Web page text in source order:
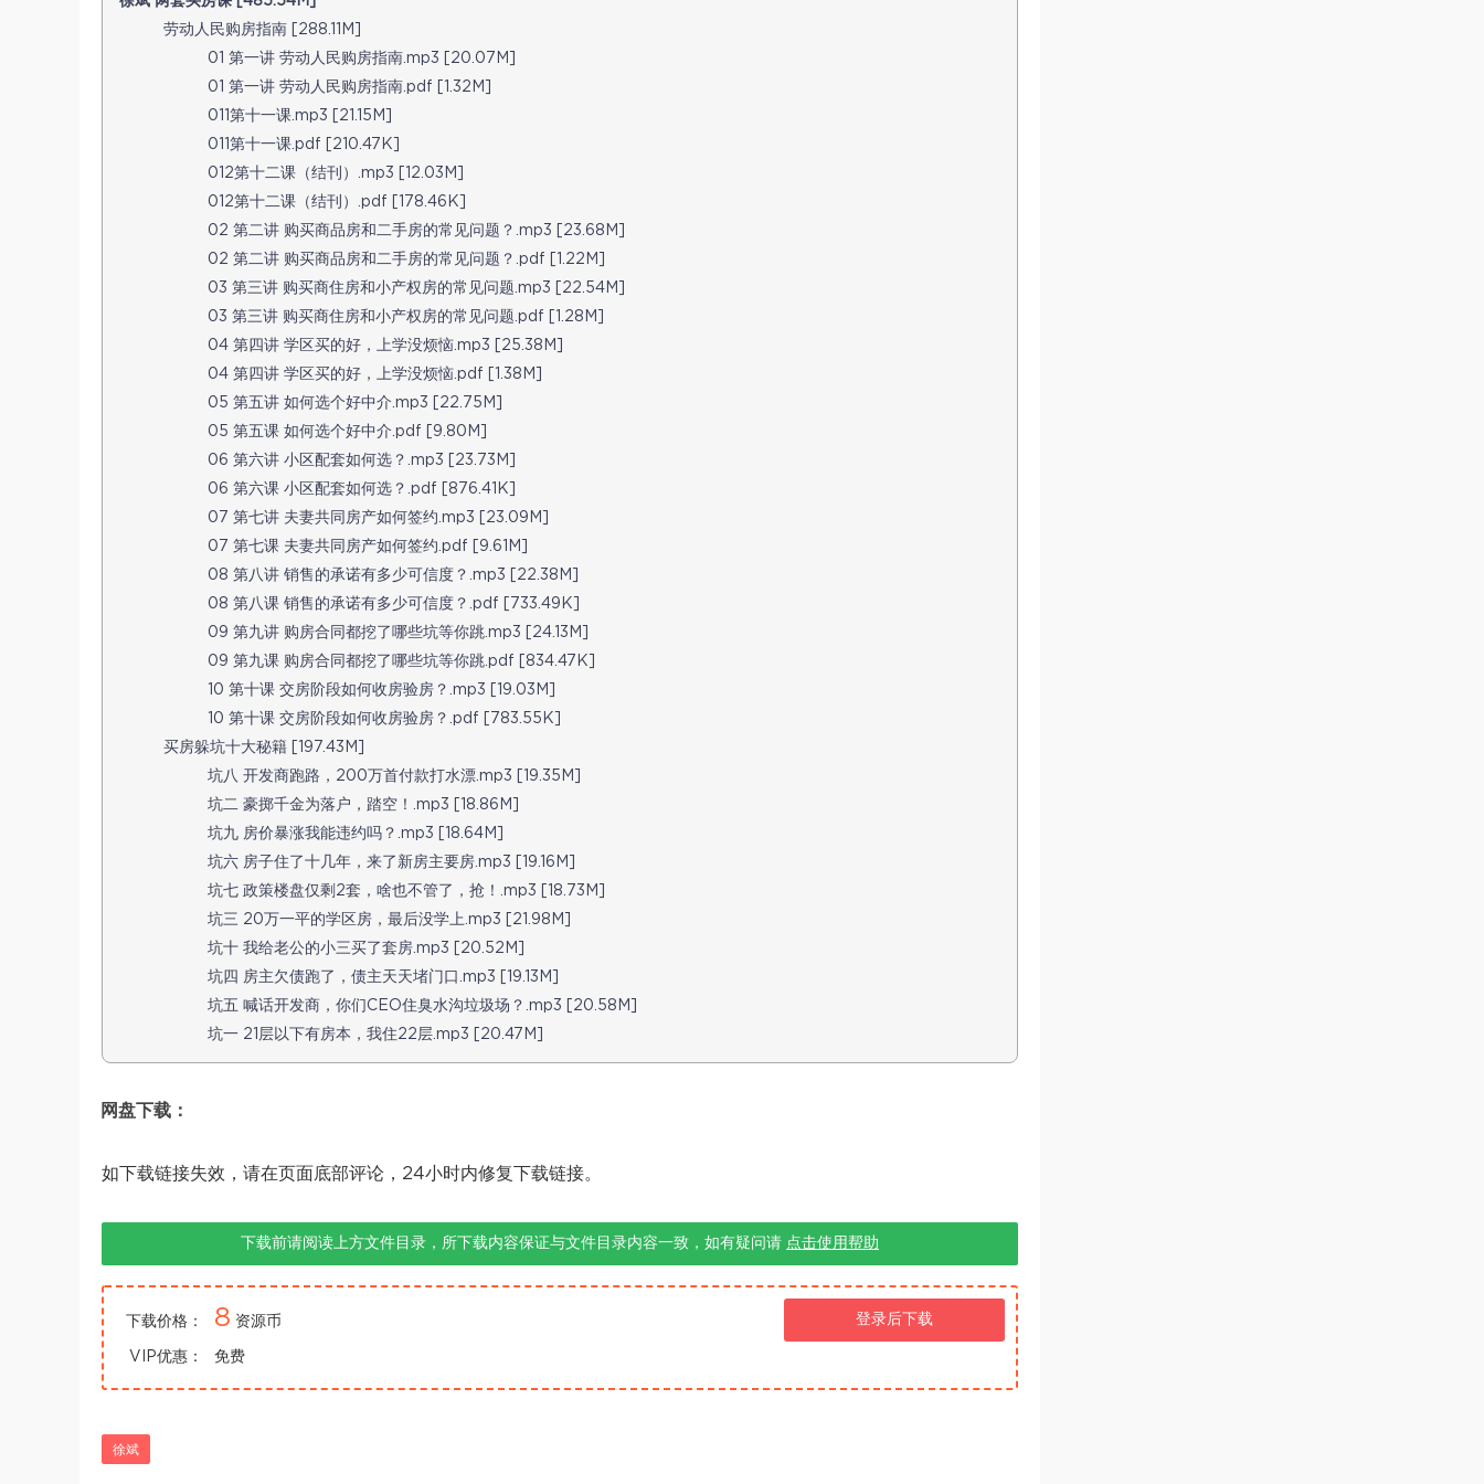
劳动人民购房指南 [288.11M]
01 第一讲 劳动人民购房指南.mp3 [20.07M]
01 第一讲 劳动人民购房指南.pdf [1.32M]
011第十一课.mp3 [21.15M]
011第十一课.pdf [210.47K]
012第十二课（结刊）.mp3 [12.03M]
012第十二课（结刊）.pdf [178.46K]
02 第二讲 购买商品房和二手房的常见问题？.mp3 [23.68M]
02 第二讲 购买商品房和二手房的常见问题？.pdf [1.22M]
03 第三讲 购买商住房和小产权房的常见问题.mp3 [22.54M]
03 第三讲 购买商住房和小产权房的常见问题.pdf [1.28M]
04 第四讲 学区买的好，上学没烦恼.mp3 [25.38M]
04 第四讲 学区买的好，上学没烦恼.pdf [1.38M]
05 第五讲 如何选个好中介.mp3 [22.75M]
05 第五课 如何选个好中介.pdf [9.80M]
06 第六讲 小区配套如何选？.mp3 [23.73M]
06 第六课 小区配套如何选？.pdf [876.41K]
07 第七讲 夫妻共同房产如何签约.mp3 [23.09M]
07 第七课 夫妻共同房产如何签约.pdf [9.61M]
08 第八讲 销售的承诺有多少可信度？.mp3 [22.38M]
08 第八课 销售的承诺有多少可信度？.pdf [733.49K]
09 第九讲 购房合同都挖了哪些坑等你跳.mp3 [24.13M]
09 第九课 购房合同都挖了哪些坑等你跳.pdf [834.47K]
10 第十课 交房阶段如何收房验房？.mp3 [19.03M]
10 第十课 交房阶段如何收房验房？.pdf [783.55K]
买房躲坑十大秘籍 [197.43M]
坑八 开发商跑路，200万首付款打水漂.mp3 [19.35M]
坑二 豪掷千金为落户，踏空！.mp3 [18.86M]
坑九 房价暴涨我能违约吗？.mp3 [18.64M]
坑六 房子住了十几年，来了新房主要房.mp3 [19.16M]
坑七 政策楼盘仅剩2套，啥也不管了，抢！.mp3 [18.73M]
坑三 20万一平的学区房，最后没学上.mp3 [21.98M]
坑十 我给老公的小三买了套房.mp3 [20.52M]
坑四 房主欠债跑了，债主天天堵门口.mp3 [19.13M]
坑五 喊话开发商，你们CEO住臭水沟垃圾场？.mp3 [20.58M]
坑一 21层以下有房本，我住22层.mp3 [20.47M]
网盘下载：
如下载链接失效，请在页面底部评论，24小时内修复下载链接。
下载前请阅读上方文件目录，所下载内容保证与文件目录内容一致，如有疑问请 点击使用帮助
下载价格： 8 资源币
VIP优惠： 免费
登录后下载
徐斌